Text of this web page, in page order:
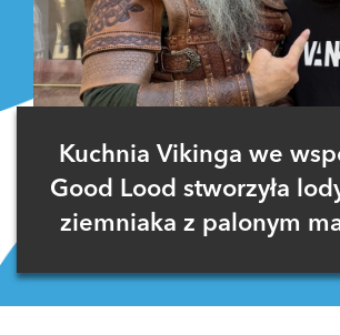
Kuchnia Vikinga we
Good Lood stworzyła
ziemniaka z palonym